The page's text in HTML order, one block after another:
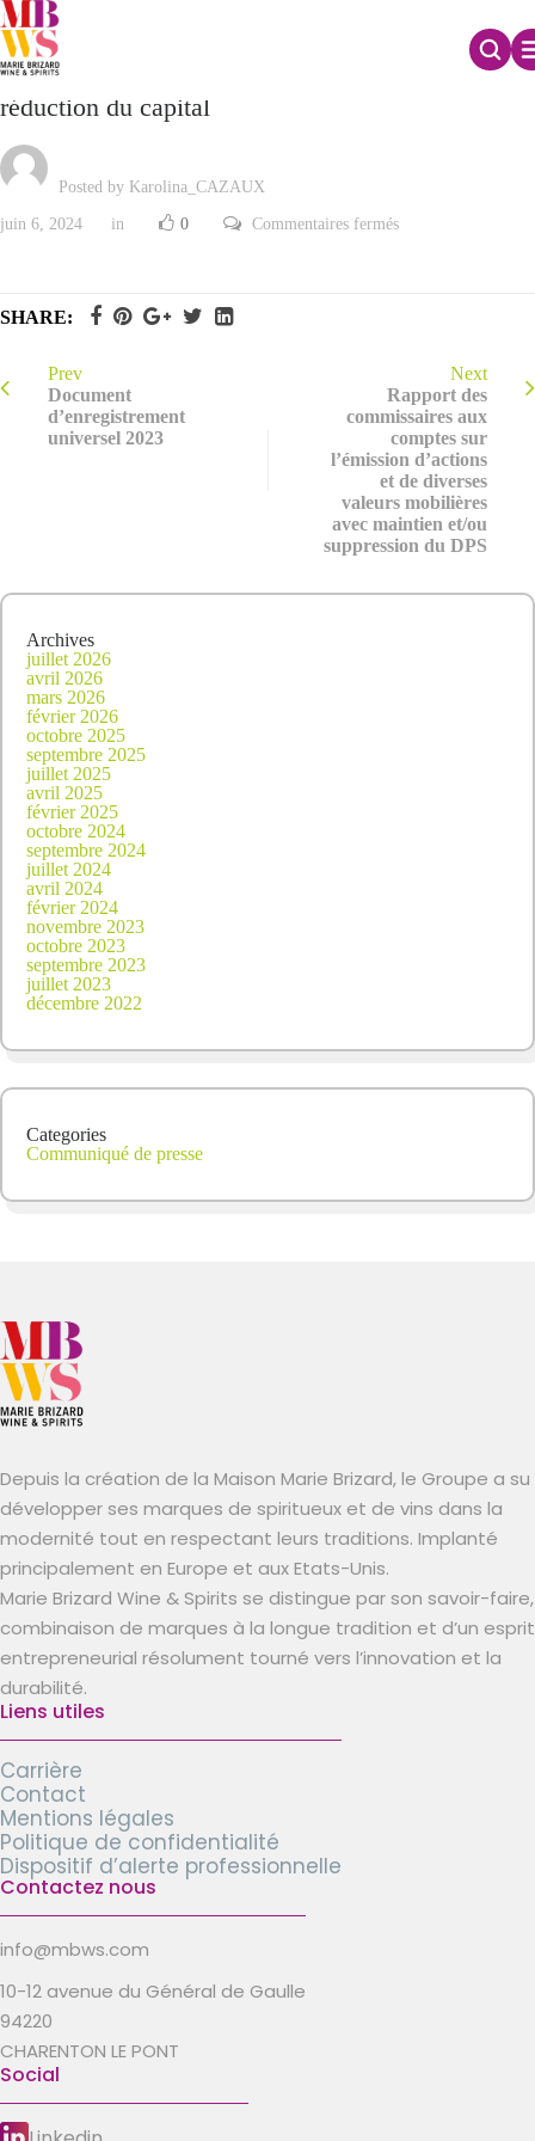
Rapport des commissaires aux comptes sur la
réduction du capital
Posted by Karolina_CAZAUX
juin 6, 2024 in 0 Commentaires ferméssur
capital
SHARE:
Prev
Document
d’enregistrement
universel 2023
Next
Rapport des
commissaires aux
comptes sur
l’émission d’actions
et de diverses
valeurs mobilières
avec maintien et/ou
suppression du DPS
Archives
juillet 2026
avril 2026
mars 2026
février 2026
octobre 2025
septembre 2025
juillet 2025
avril 2025
février 2025
octobre 2024
septembre 2024
juillet 2024
avril 2024
février 2024
novembre 2023
octobre 2023
septembre 2023
juillet 2023
décembre 2022
Categories
Communiqué de presse
Depuis la création de la Maison Marie Brizard, le Groupe a su
développer ses marques de spiritueux et de vins dans la
modernité tout en respectant leurs traditions. Implanté
principalement en Europe et aux Etats-Unis.
Marie Brizard Wine & Spirits se distingue par son savoir-faire,
combinaison de marques à la longue tradition et d’un esprit
entrepreneurial résolument tourné vers l’innovation et la
durabilité.
Liens utiles
Carrière
Contact
Mentions légales
Politique de confidentialité
Dispositif d’alerte professionnelle
Contactez nous
info@mbws.com
10-12 avenue du Général de Gaulle
94220
CHARENTON LE PONT
Social